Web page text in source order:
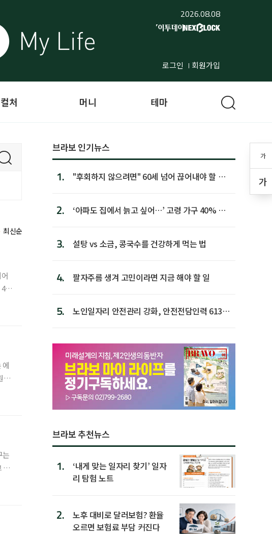
2026.08.08
로그인 회원가입
가
가
컬처 머니 테마
최신순
에
는
브라보 인기뉴스
1.
"후회하지 않으려면" 60세 넘어 끊어내야 할 사
2.
‘아파도 집에서 늙고 싶어…’ 고령 가구 40% 노
3. 설탕 vs 소금, 콩국수를 건강하게 먹는 법
4. 팔자주름 생겨 고민이라면 지금 해야 할 일
5.
노인일자리 안전관리 강화, 안전전담인력 613명
브라보 추천뉴스
1.
‘내게 맞는 일자리 찾기’ 일자
리 탐험 노트
2.
노후 대비로 달러보험? 환율
오르면 보험료 부담 커진다